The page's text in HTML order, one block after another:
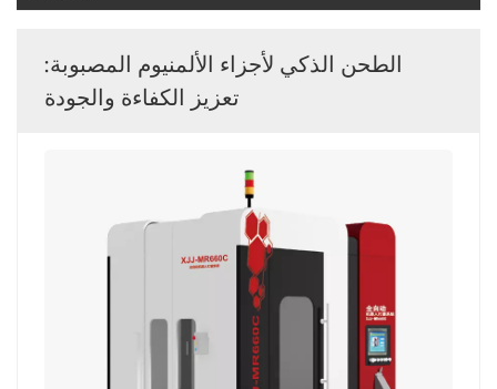
الطحن الذكي لأجزاء الألمنيوم المصبوبة:
تعزيز الكفاءة والجودة